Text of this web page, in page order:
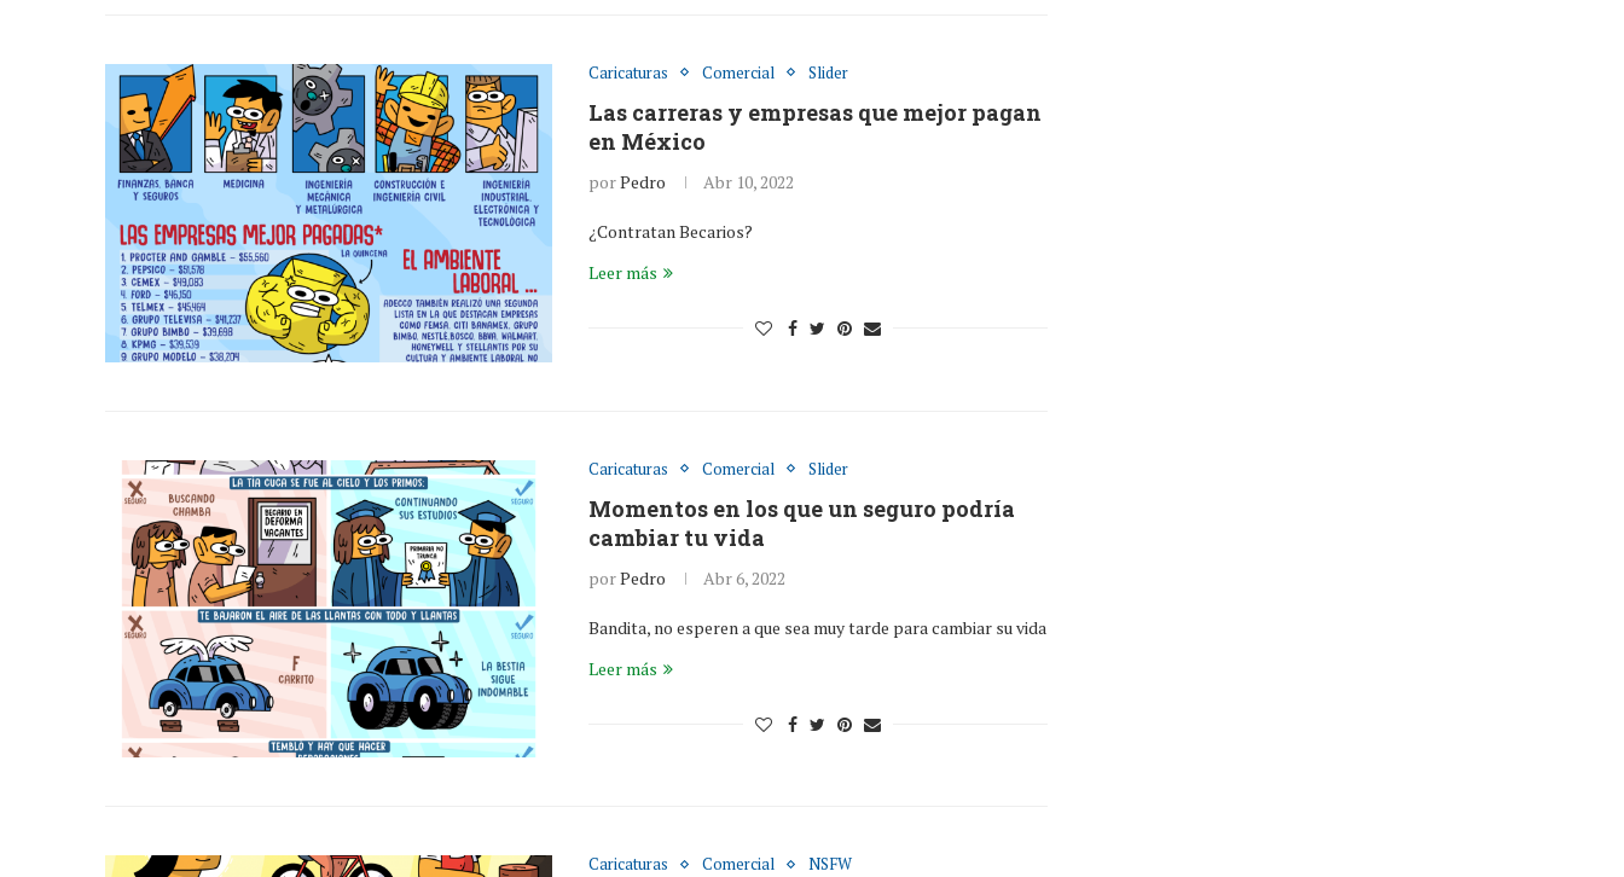
Caricaturas Comercial Slider
Las carreras y empresas que mejor pagan
en México
porPedro Abr 10, 2022
¿Contratan Becarios?
Leer más
Caricaturas Comercial Slider
Momentos en los que un seguro podría
cambiar tu vida
porPedro Abr 6, 2022
Bandita, no esperen a que sea muy tarde para cambiar su vida
Leer más
Caricaturas Comercial NSFW